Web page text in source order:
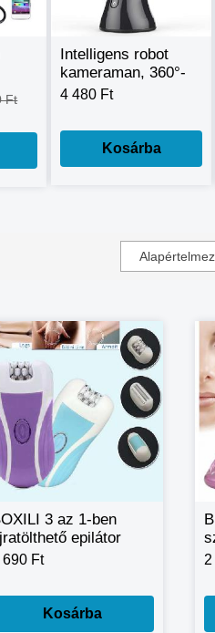
5
Ft
Intelligens robot
kameraman, 360°-
os mozgáskövető
4 480 Ft
Kosárba
3 az 1-ben
epilátor
690 Ft
Kosárba